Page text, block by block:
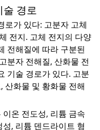
술 경로
로가 있다: 고분자 고체
전지. 고체 전지의 다양
전해질에 따라 구분된
분자 전해질, 산화물 전
기술 경로가 있다. 고분
산화물 및 황화물 전해
온 전도성, 리튬 금속
, 리튬 덴드라이트 형